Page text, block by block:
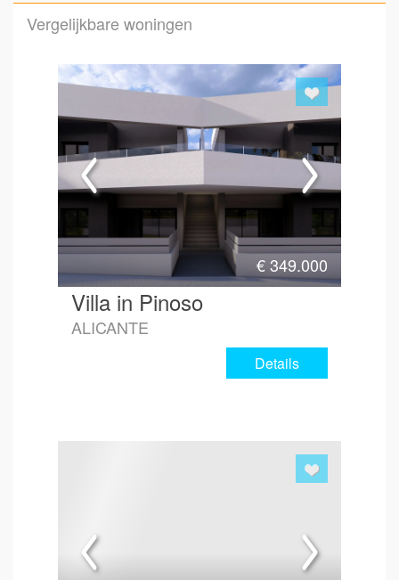
Vergelijkbare woningen
€349.000
Villa in Pinoso
ALICANTE
Details